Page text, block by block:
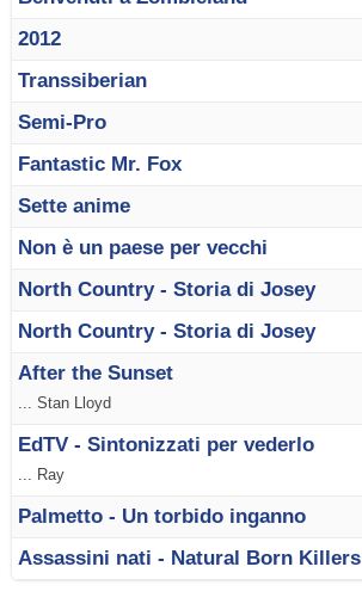
2012
Transsiberian
Semi-Pro
Fantastic Mr. Fox
Sette anime
Non è un paese per vecchi
North Country - Storia di Josey
North Country - Storia di Josey
After the Sunset
... Stan Lloyd
EdTV - Sintonizzati per vederlo
... Ray
Palmetto - Un torbido inganno
Assassini nati - Natural Born Killers